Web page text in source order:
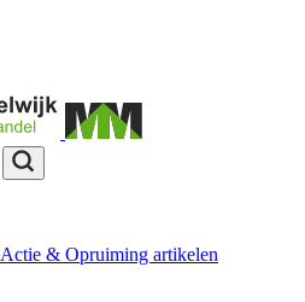
Actie & Opruiming artikelen